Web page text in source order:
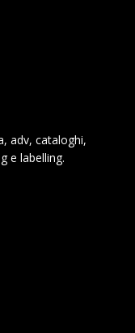
adv, cataloghi,
e labelling.